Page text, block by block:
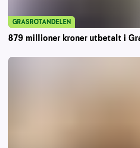
879 millioner kroner utbetalt i
GRASROTANDELEN